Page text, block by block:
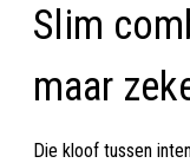
Slim
maar
Die kloof tussen